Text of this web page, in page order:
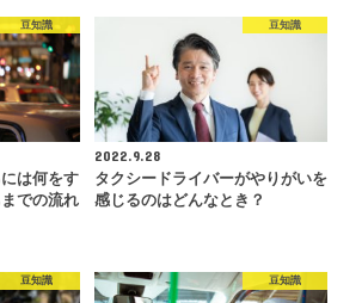
豆知識
は何をす
での流れ
豆知識
2022.9.28
タクシードライバーがやりがいを
感じるのはどんなとき？
豆知識 豆知識